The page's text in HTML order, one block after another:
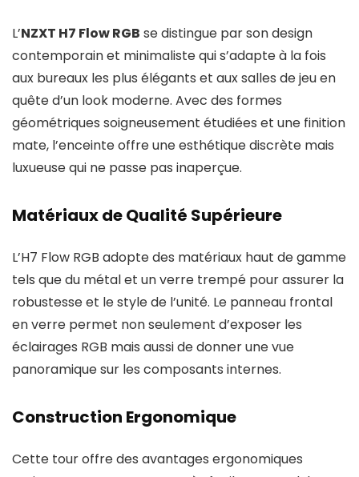
L’NZXT H7 Flow RGB se distingue par son design
contemporain et minimaliste qui s’adapte à la fois
aux bureaux les plus élégants et aux salles de jeu en
quête d’un look moderne. Avec des formes
géométriques soigneusement étudiées et une finition
mate, l’enceinte offre une esthétique discrète mais
luxueuse qui ne passe pas inaperçue.
Matériaux de Qualité Supérieure
L’H7 Flow RGB adopte des matériaux haut de gamme
tels que du métal et un verre trempé pour assurer la
robustesse et le style de l’unité. Le panneau frontal
en verre permet non seulement d’exposer les
éclairages RGB mais aussi de donner une vue
panoramique sur les composants internes.
Construction Ergonomique
Cette tour offre des avantages ergonomiques